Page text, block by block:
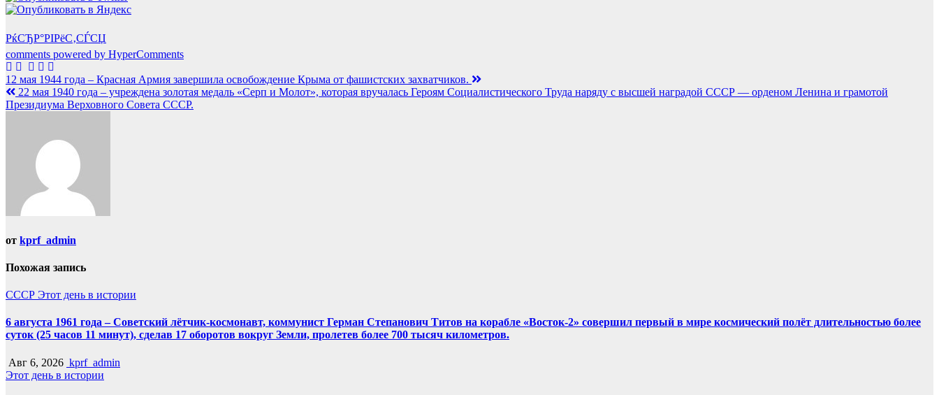
РќСЂР°РІРёС‚СЃСЏ
comments powered by HyperComments
Навигация
по
12 мая 1944 года – Красная Армия завершила освобождение Крыма от фашистских захватчиков.
22 мая 1940 года – учреждена золотая медаль «Серп и Молот», которая вручалась Героям Социалистического Труда наряду с высшей наградой СССР — орденом Ленина и грамотой
Президиума Верховного Совета СССР.
от kprf_admin
Похожая запись
СССР Этот день в истории
6 августа 1961 года – Советский лётчик-космонавт, коммунист Герман Степанович Титов на корабле «Восток-2» совершил первый в мире космический полёт длительностью более
суток (25 часов 11 минут), сделав 17 оборотов вокруг Земли, пролетев более 700 тысяч километров.
Авг 6, 2026 kprf_admin
Этот день в истории